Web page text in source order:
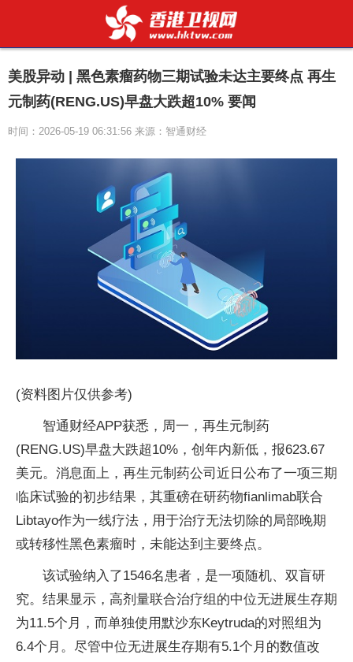
美股异动 | 黑色素瘤药物三期试验未达主要终点 再生
元制药(RENG.US)早盘大跌超10% 要闻
时间：2026-05-19 06:31:56 来源：智通财经
(资料图片仅供参考)
智通财经APP获悉，周一，再生元制药
(RENG.US)早盘大跌超10%，创年内新低，报623.67
美元。消息面上，再生元制药公司近日公布了一项三期
临床试验的初步结果，其重磅在研药物fianlimab联合
Libtayo作为一线疗法，用于治疗无法切除的局部晚期
或转移性黑色素瘤时，未能达到主要终点。
该试验纳入了1546名患者，是一项随机、双盲研
究。结果显示，高剂量联合治疗组的中位无进展生存期
为11.5个月，而单独使用默沙东Keytruda的对照组为
6.4个月。尽管中位无进展生存期有5.1个月的数值改